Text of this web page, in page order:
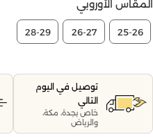
المقاس الأوروبي
25-26
26-27
28-29
توصيل في اليوم
التالي
خاص بجدة، مكة،
والرياض